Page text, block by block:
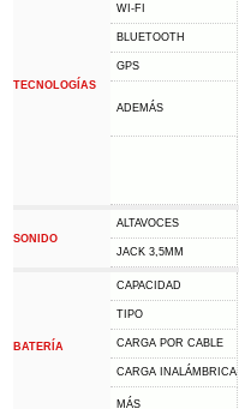
TECNOLOGÍAS
WI-FI
BLUETOOTH
GPS
ADEMÁS
SONIDO
ALTAVOCES
JACK 3,5MM
BATERÍA
CAPACIDAD
TIPO
CARGA POR CABLE
CARGA INALÁMBRICA
MÁS